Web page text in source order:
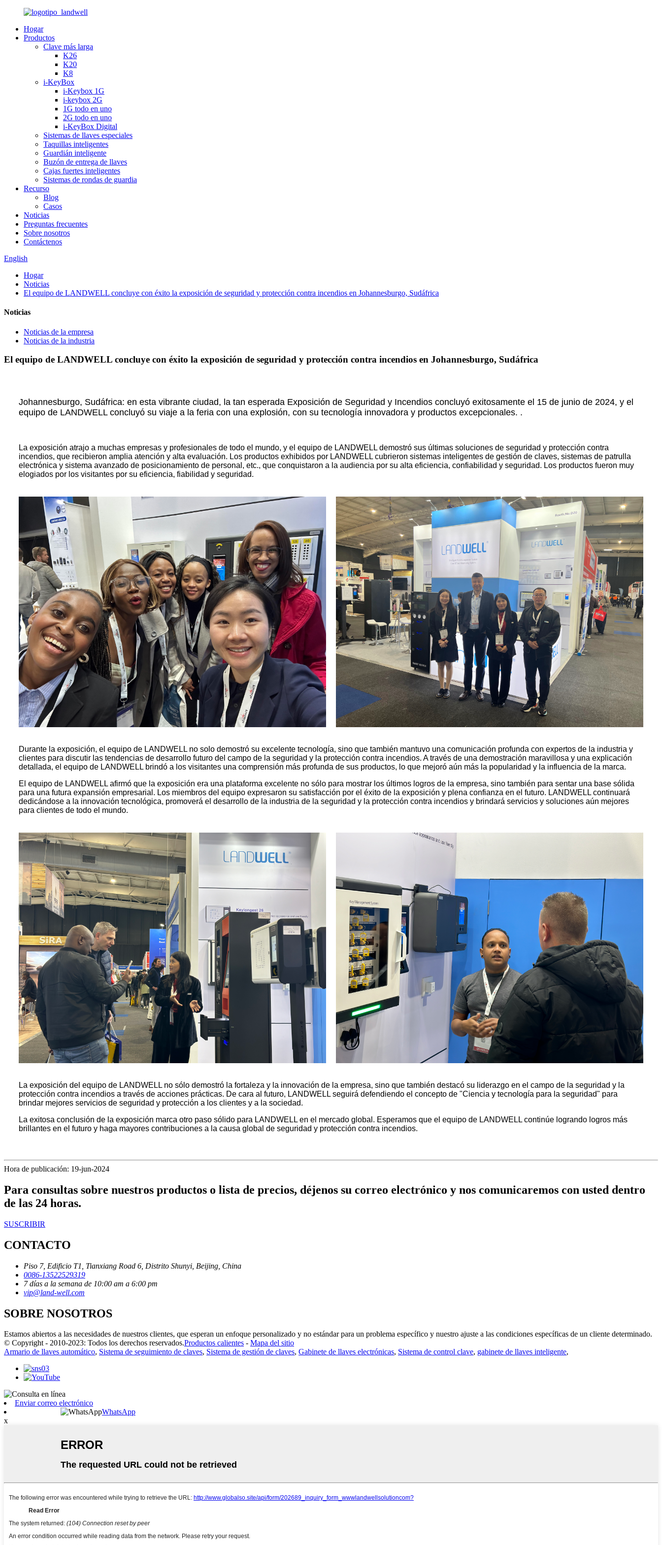
Hogar
Productos
Clave más larga
K26
K20
K8
i-KeyBox
i-Keybox 1G
i-keybox 2G
1G todo en uno
2G todo en uno
i-KeyBox Digital
Sistemas de llaves especiales
Taquillas inteligentes
Guardián inteligente
Buzón de entrega de llaves
Cajas fuertes inteligentes
Sistemas de rondas de guardia
Recurso
Blog
Casos
Noticias
Preguntas frecuentes
Sobre nosotros
Contáctenos
English
Hogar
Noticias
El equipo de LANDWELL concluye con éxito la exposición de seguridad y protección contra incendios en Johannesburgo, Sudáfrica
Noticias
Noticias de la empresa
Noticias de la industria
El equipo de LANDWELL concluye con éxito la exposición de seguridad y protección contra incendios en Johannesburgo, Sudáfrica
Johannesburgo, Sudáfrica: en esta vibrante ciudad, la tan esperada Exposición de Seguridad y Incendios concluyó exitosamente el 15 de junio de 2024, y el
equipo de LANDWELL concluyó su viaje a la feria con una explosión, con su tecnología innovadora y productos excepcionales. .
La exposición atrajo a muchas empresas y profesionales de todo el mundo, y el equipo de LANDWELL demostró sus últimas soluciones de seguridad y protección contra
incendios, que recibieron amplia atención y alta evaluación. Los productos exhibidos por LANDWELL cubrieron sistemas inteligentes de gestión de claves, sistemas de patrulla
electrónica y sistema avanzado de posicionamiento de personal, etc., que conquistaron a la audiencia por su alta eficiencia, confiabilidad y seguridad. Los productos fueron muy
elogiados por los visitantes por su eficiencia, fiabilidad y seguridad.
Durante la exposición, el equipo de LANDWELL no solo demostró su excelente tecnología, sino que también mantuvo una comunicación profunda con expertos de la industria y
clientes para discutir las tendencias de desarrollo futuro del campo de la seguridad y la protección contra incendios. A través de una demostración maravillosa y una explicación
detallada, el equipo de LANDWELL brindó a los visitantes una comprensión más profunda de sus productos, lo que mejoró aún más la popularidad y la influencia de la marca.
El equipo de LANDWELL afirmó que la exposición era una plataforma excelente no sólo para mostrar los últimos logros de la empresa, sino también para sentar una base sólida
para una futura expansión empresarial. Los miembros del equipo expresaron su satisfacción por el éxito de la exposición y plena confianza en el futuro. LANDWELL continuará
dedicándose a la innovación tecnológica, promoverá el desarrollo de la industria de la seguridad y la protección contra incendios y brindará servicios y soluciones aún mejores
para clientes de todo el mundo.
La exposición del equipo de LANDWELL no sólo demostró la fortaleza y la innovación de la empresa, sino que también destacó su liderazgo en el campo de la seguridad y la
protección contra incendios a través de acciones prácticas. De cara al futuro, LANDWELL seguirá defendiendo el concepto de "Ciencia y tecnología para la seguridad" para
brindar mejores servicios de seguridad y protección a los clientes y a la sociedad.
La exitosa conclusión de la exposición marca otro paso sólido para LANDWELL en el mercado global. Esperamos que el equipo de LANDWELL continúe logrando logros más
brillantes en el futuro y haga mayores contribuciones a la causa global de seguridad y protección contra incendios.
Hora de publicación: 19-jun-2024
Para consultas sobre nuestros productos o lista de precios, déjenos su correo electrónico y nos comunicaremos con usted dentro
de las 24 horas.
SUSCRIBIR
CONTACTO
Piso 7, Edificio T1, Tianxiang Road 6, Distrito Shunyi, Beijing, China
0086-13522529319
7 días a la semana de 10:00 am a 6:00 pm
vip@land-well.com
SOBRE NOSOTROS
Estamos abiertos a las necesidades de nuestros clientes, que esperan un enfoque personalizado y no estándar para un problema específico y nuestro ajuste a las condiciones específicas de un cliente determinado.
© Copyright - 2010-2023: Todos los derechos reservados.Productos calientes - Mapa del sitio
Armario de llaves automático, Sistema de seguimiento de claves, Sistema de gestión de claves, Gabinete de llaves electrónicas, Sistema de control clave, gabinete de llaves inteligente,
Enviar correo electrónico
WhatsApp
x